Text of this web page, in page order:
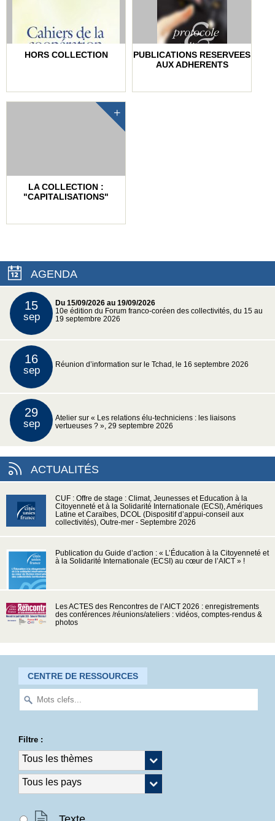
HORS COLLECTION
PUBLICATIONS RESERVEES
AUX ADHERENTS
LA COLLECTION :
"CAPITALISATIONS"
AGENDA
15
sep
Du 15/09/2026 au 19/09/2026
10e édition du Forum franco-coréen des collectivités, du 15 au
19 septembre 2026
16
sep Réunion d’information sur le Tchad, le 16 septembre 2026
29
sep
Atelier sur « Les relations élu-techniciens : les liaisons
vertueuses ? », 29 septembre 2026
ACTUALITÉS
CUF : Offre de stage : Climat, Jeunesses et Education à la
Citoyenneté et à la Solidarité Internationale (ECSI), Amériques
Latine et Caraïbes, DCOL (Dispositif d’appui-conseil aux
collectivités), Outre-mer - Septembre 2026
Publication du Guide d’action : « L’Éducation à la Citoyenneté et
à la Solidarité Internationale (ECSI) au cœur de l’AICT » !
Les ACTES des Rencontres de l’AICT 2026 : enregistrements
des conférences /réunions/ateliers : vidéos, comptes-rendus &
photos
CENTRE DE RESSOURCES
Filtre :